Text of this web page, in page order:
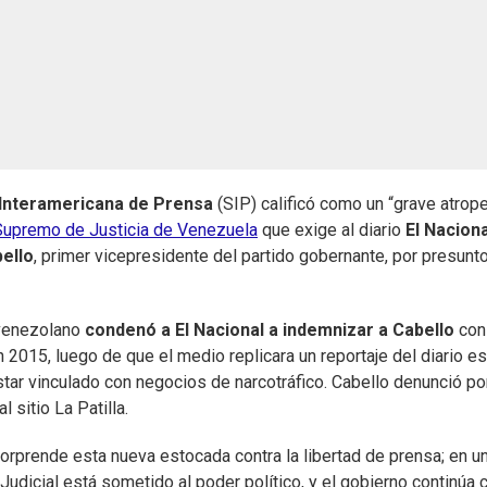
de Prensa (SIP) calificó como un “grave
de Justicia de Venezuela que exige al diario El
, primer vicepresidente del partido gobernante, por
condenó a El Nacional a indemnizar a Cabello
luego de que el medio replicara un reportaje del diario
vinculado con negocios de narcotráfico. Cabello denunció
sitio La Patilla.
esta nueva estocada contra la libertad de prensa; en
está sometido al poder político, y el gobierno continúa